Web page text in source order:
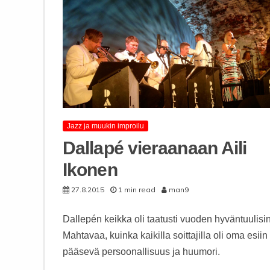
Jazz ja muukin improilu
Dallapé vieraanaan Aili
Ikonen
27.8.2015 1 min read man9
Dallepén keikka oli taatusti vuoden
Mahtavaa, kuinka kaikilla soittajilla oli oma esiin
pääsevä persoonallisuus ja huumori.